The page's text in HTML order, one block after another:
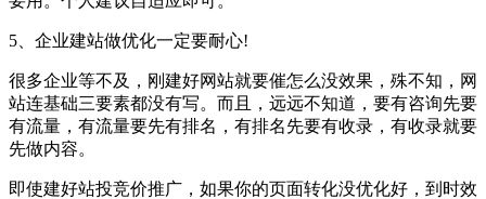
5、企业建站做优化一定要耐心!
很多企业等不及，刚建好网站就要催怎么没效果，殊不知，网
站连基础三要素都没有写。而且，远远不知道，要有咨询先要
有流量，有流量要先有排名，有排名先要有收录，有收录就要
先做内容。
即使建好站投竞价推广，如果你的页面转化没优化好，到时效